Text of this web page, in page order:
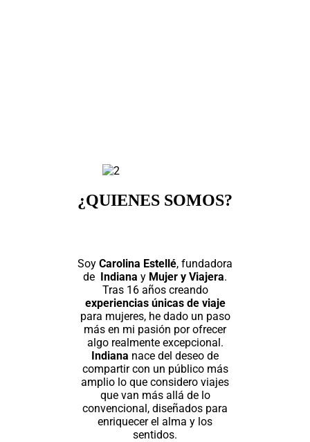
¿QUIENES SOMOS?
Soy Carolina Estellé, fundadora
de Indiana y Mujer y Viajera.
Tras 16 años creando
experiencias únicas de viaje
para mujeres, he dado un paso
más en mi pasión por ofrecer
algo realmente excepcional.
Indiana nace del deseo de
compartir con un público más
amplio lo que considero viajes
que van más allá de lo
convencional, diseñados para
enriquecer el alma y los
sentidos.